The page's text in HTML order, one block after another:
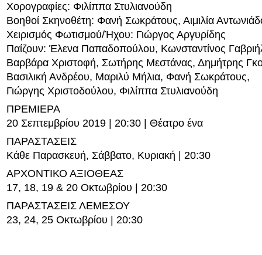
Χορογραφίες: Φιλίππα Στυλιανούδη
Βοηθoί Σκηνοθέτη: Φανή Σωκράτους, Αιμιλία
Χειρισμός Φωτισμού/Ήχου: Γιώργος Αργυρίδης
Παίζουν: Έλενα Παπαδοπούλου, Κωνσταντίνος
Βαρβάρα Χριστοφή, Σωτήρης Μεστάνας, Δημήτρης
Βασιλική Ανδρέου, Μαριλύ Μήλια, Φανή Σωκράτους,
Γιώργης Χριστοδούλου, Φιλίππα Στυλιανούδη
ΠΡΕΜΙΕΡΑ
20 Σεπτεμβρίου 2019 | 20:30 | Θέατρο ένα
ΠΑΡΑΣΤΑΣΕΙΣ
Κάθε Παρασκευή, Σάββατο, Κυριακή | 20:30
ΑΡΧΟΝΤΙΚΟ ΑΞΙΟΘΕΑΣ
17, 18, 19 & 20 Οκτωβρίου | 20:30
ΠΑΡΑΣΤΑΣΕΙΣ ΛΕΜΕΣΟΥ
23, 24, 25 Οκτωβρίου | 20:30